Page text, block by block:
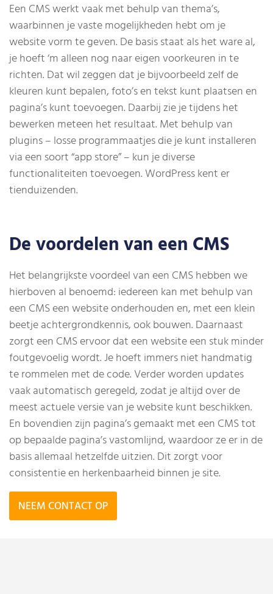
Een CMS werkt vaak met behulp van thema’s,
waarbinnen je vaste mogelijkheden hebt om je
website vorm te geven. De basis staat als het ware al,
je hoeft ‘m alleen nog naar eigen voorkeuren in te
richten. Dat wil zeggen dat je bijvoorbeeld zelf de
kleuren kunt bepalen, foto’s en tekst kunt plaatsen en
pagina’s kunt toevoegen. Daarbij zie je tijdens het
bewerken meteen het resultaat. Met behulp van
plugins – losse programmaatjes die je kunt installeren
via een soort “app store” – kun je diverse
functionaliteiten toevoegen. WordPress kent er
tienduizenden.
De voordelen van een CMS
Het belangrijkste voordeel van een CMS hebben we
hierboven al benoemd: iedereen kan met behulp van
een CMS een website onderhouden en, met een klein
beetje achtergrondkennis, ook bouwen. Daarnaast
zorgt een CMS ervoor dat een website een stuk minder
foutgevoelig wordt. Je hoeft immers niet handmatig
te rommelen met de code. Verder worden updates
vaak automatisch geregeld, zodat je altijd over de
meest actuele versie van je website kunt beschikken.
En bovendien zijn pagina’s gemaakt met een CMS tot
op bepaalde pagina’s vastomlijnd, waardoor ze er in de
basis allemaal hetzelfde uitzien. Dit zorgt voor
consistentie en herkenbaarheid binnen je site.
NEEM CONTACT OP